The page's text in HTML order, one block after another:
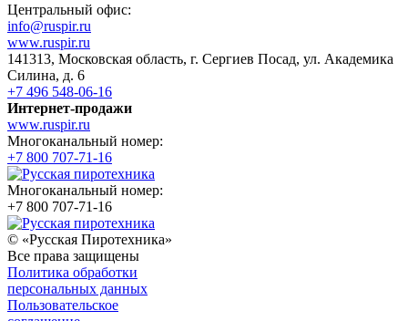
Центральный офис:
info@ruspir.ru
www.ruspir.ru
141313, Московская область, г. Сергиев Посад, ул. Академика
Силина, д. 6
+7 496 548-06-16
Интернет-продажи
www.ruspir.ru
Многоканальный номер:
+7 800 707-71-16
Многоканальный номер:
+7 800 707-71-16
© «Русская Пиротехника»
Все права защищены
Политика обработки
персональных данных
Пользовательское